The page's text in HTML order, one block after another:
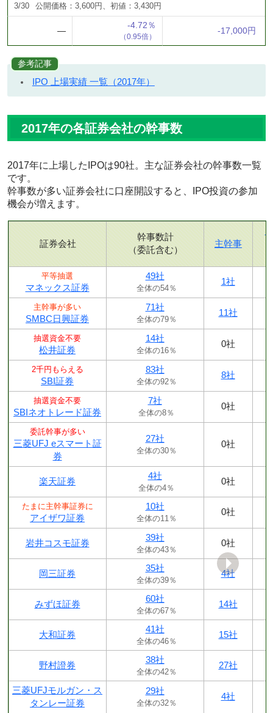
3/30 公開価格：3,600円、初値：3,430円
―
-4.72％
（0.95倍）
-17,000円
参考記事
IPO 上場実績 一覧（2017年）
2017年の各証券会社の幹事数
2017年に上場したIPOは90社。主な証券会社の幹事数一覧
です。
幹事数が多い証券会社に口座開設すると、IPO投資の参加
機会が増えます。
証券会社
幹事数計
（委託含む）
主幹事
平等抽選
マネックス証券
49社
全体の54％
1社
主幹事が多い
SMBC日興証券
71社
全体の79％
11社
抽選資金不要
松井証券
14社
全体の16％
0社
2千円もらえる
SBI証券
83社
全体の92％
8社
抽選資金不要
SBIネオトレード証券
7社
全体の8％
0社
委託幹事が多い
三菱UFJ eスマート証
券
27社
全体の30％
0社
楽天証券
4社
全体の4％
0社
たまに主幹事証券に
アイザワ証券
10社
全体の11％
0社
岩井コスモ証券
39社
全体の43％
0社
岡三証券
35社
全体の39％
4社
みずほ証券
60社
全体の67％
14社
大和証券
41社
全体の46％
15社
野村證券
38社
全体の42％
27社
三菱UFJモルガン・ス
タンレー証券
29社
全体の32％
4社